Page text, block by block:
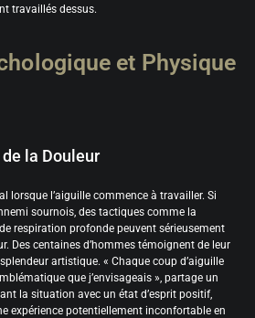
travaillés dessus.
et Physique
la Douleur
lorsque l’aiguille commence à travailler. Si
sournois, des tactiques comme la
respiration profonde peuvent sérieusement
Des centaines d’hommes témoignent de leur
artistique. « Chaque coup d’aiguille
que j’envisageais », partage un
la situation avec un état d’esprit positif,
expérience potentiellement inconfortable en